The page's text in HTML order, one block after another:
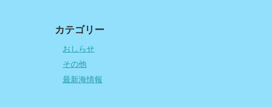
カテゴリー
おしらせ
その他
最新海情報